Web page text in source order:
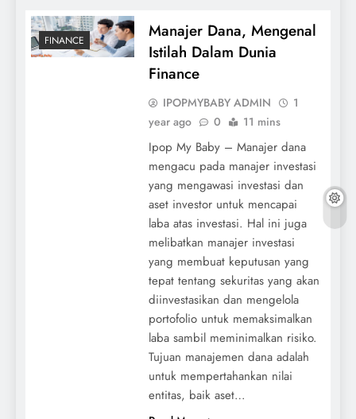
FINANCE
Manajer Dana, Mengenal
Istilah Dalam Dunia
Finance
IPOPMYBABY ADMIN
1
year ago
0 11 mins
Ipop My Baby – Manajer dana
mengacu pada manajer investasi
yang mengawasi investasi dan
aset investor untuk mencapai
laba atas investasi. Hal ini juga
melibatkan manajer investasi
yang membuat keputusan yang
tepat tentang sekuritas yang akan
diinvestasikan dan mengelola
portofolio untuk memaksimalkan
laba sambil meminimalkan risiko.
Tujuan manajemen dana adalah
untuk mempertahankan nilai
entitas, baik aset…